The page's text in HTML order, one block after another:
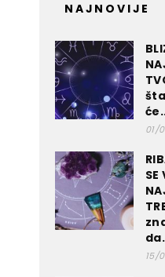
NAJNOVIJE
01/
SE
15/